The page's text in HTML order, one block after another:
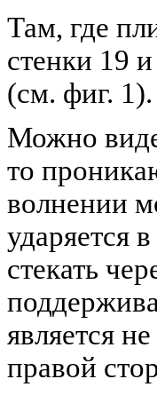
Там, где
стенки 19
(см. фиг. 1).
Можно
то
волнении
ударяется
стекать
является
правой